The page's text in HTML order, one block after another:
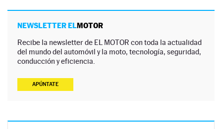
NEWSLETTER ELMOTOR
Recibe la newsletter de EL MOTOR con toda la actualidad
del mundo del automóvil y la moto, tecnología, seguridad,
conducción y eficiencia.
APÚNTATE